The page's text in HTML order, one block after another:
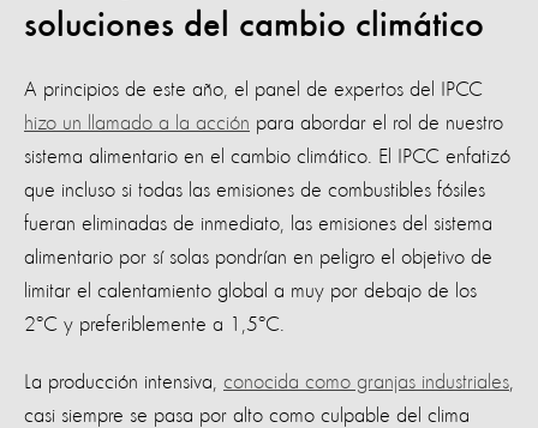
soluciones del cambio climático
A principios de este año, el panel de expertos del IPCC
hizo un llamado a la acción para abordar el rol de nuestro
sistema alimentario en el cambio climático. El IPCC enfatizó
que incluso si todas las emisiones de combustibles fósiles
fueran eliminadas de inmediato, las emisiones del sistema
alimentario por sí solas pondrían en peligro el objetivo de
limitar el calentamiento global a muy por debajo de los
2ºC y preferiblemente a 1,5ºC.
La producción intensiva, conocida como granjas industriales
casi siempre se pasa por alto como culpable del clima